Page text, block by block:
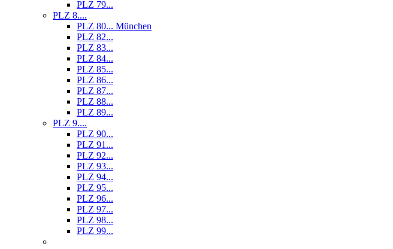
PLZ 79...
PLZ 8....
PLZ 80... München
PLZ 82...
PLZ 83...
PLZ 84...
PLZ 85...
PLZ 86...
PLZ 87...
PLZ 88...
PLZ 89...
PLZ 9....
PLZ 90...
PLZ 91...
PLZ 92...
PLZ 93...
PLZ 94...
PLZ 95...
PLZ 96...
PLZ 97...
PLZ 98...
PLZ 99...